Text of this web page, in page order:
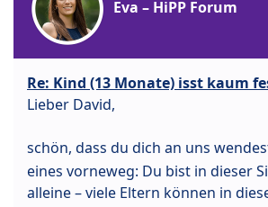
Eva – HiPP Forum
Re: Kind (13 Monate) isst kaum
Lieber David,
schön, dass du dich an uns
eines vorneweg: Du bist in dieser
alleine – viele Eltern können in